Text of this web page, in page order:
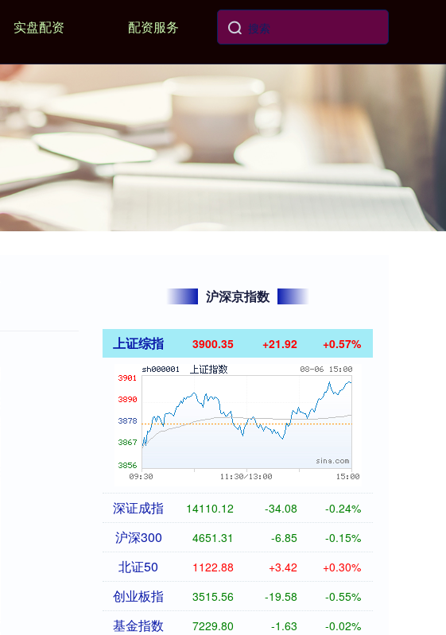
实盘配资 配资服务
沪深京指数
上证综指 3900.35 +21.92 +0.57%
深证成指 14110.12 -34.08 -0.24%
沪深300 4651.31 -6.85 -0.15%
北证50 1122.88 +3.42 +0.30%
创业板指 3515.56 -19.58 -0.55%
基金指数 7229.80 -1.63 -0.02%